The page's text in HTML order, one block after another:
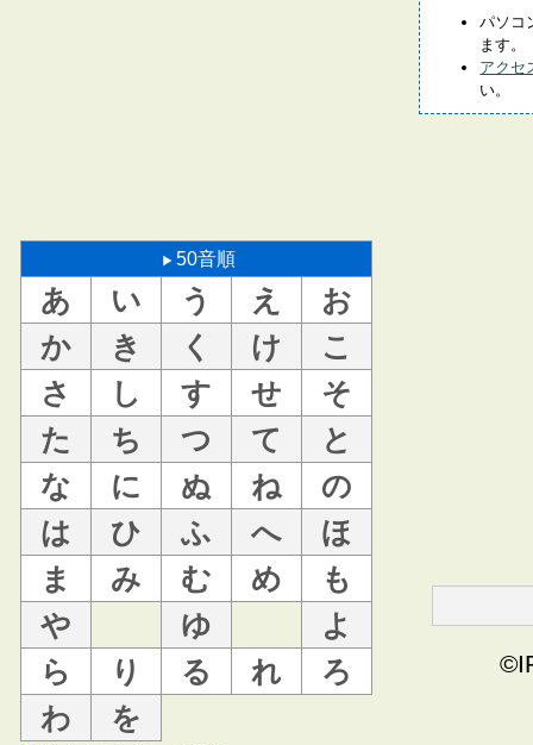
50音順
あ い う え
お
か
き く け
こ
さ
し す せ
そ
た
ち つ て
と
な
に ぬ ね
の
は
ひ ふ へ
ほ
ま
み む め
も
や
ゆ
よ
ら
り る れ
ろ
わ
を
パソコ
ます。
アクセ
い。